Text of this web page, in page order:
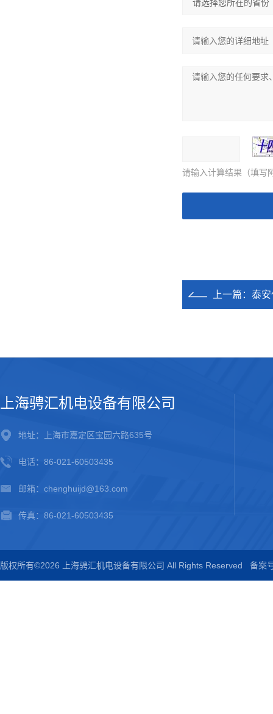
请输入计算结果（填写
上一篇： 泰
上海骋汇机电设备有限公司
地址：上海市嘉定区宝园六路635号
电话：86-021-60503435
邮箱：chenghuijd@163.com
传真：86-021-60503435
版权所有©2026 上海骋汇机电设备有限公司 All Rights Reserved 备案